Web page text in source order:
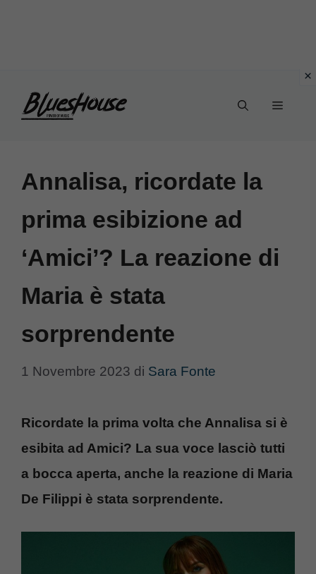
Menu
Annalisa, ricordate la
prima esibizione ad
‘Amici’? La reazione di
Maria è stata
sorprendente
1 Novembre 2023 di Sara Fonte
Ricordate la prima volta che Annalisa si è
esibita ad Amici? La sua voce lasciò tutti
a bocca aperta, anche la reazione di Maria
De Filippi è stata sorprendente.